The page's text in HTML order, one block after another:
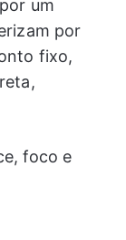
um
por
fixo,